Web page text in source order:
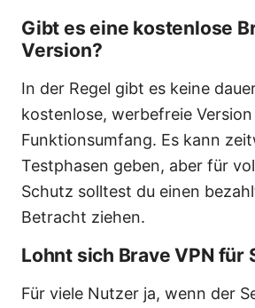
Gibt es eine kostenlose
Version?
In der Regel gibt es keine
kostenlose, werbefreie
Funktionsumfang. Es kann
Testphasen geben, aber für
Schutz solltest du einen
Betracht ziehen.
Lohnt sich Brave VPN für
Für viele Nutzer ja, wenn der